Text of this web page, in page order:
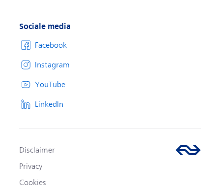
Sociale media
Facebook
Instagram
YouTube
LinkedIn
Disclaimer
Privacy
Cookies